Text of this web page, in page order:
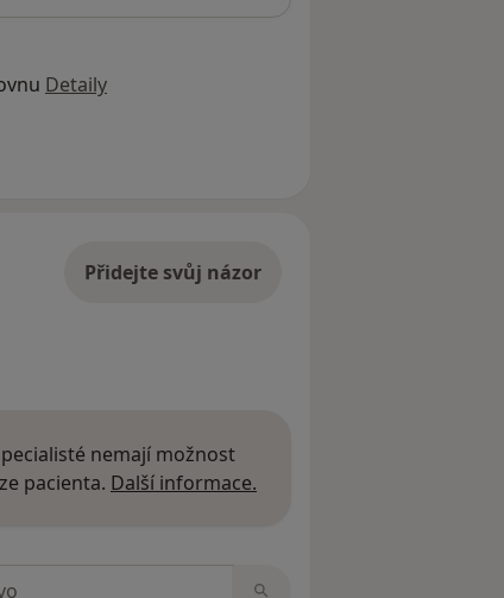
Detaily
Přidejte svůj názor
nemají možnost
pacienta. Další informace.